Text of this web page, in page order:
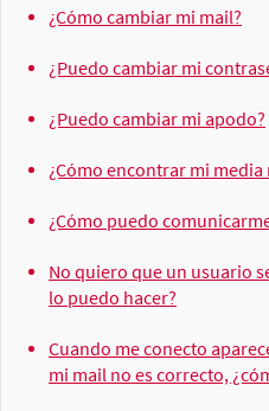
¿Cómo cambiar mi mail?
¿Puedo cambiar mi
¿Puedo cambiar mi apodo?
¿Cómo encontrar mi media
¿Cómo puedo
No quiero que un usuario
lo puedo hacer?
Cuando me conecto
mi mail no es correcto,